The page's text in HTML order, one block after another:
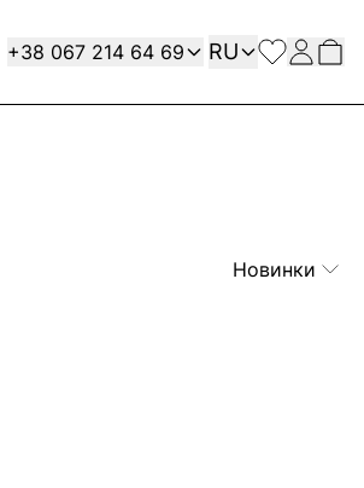
Contact
+38 067 214 64 69 Язык
RU
Новинки